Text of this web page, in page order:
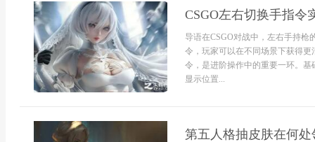
CSGO左右切换手指令
导语在CSGO对战中，左右手持枪
令，玩家可以在不同场景下获得
令，是进阶操作中的重要一环。
显示位置...
第五人格抽皮肤在何处